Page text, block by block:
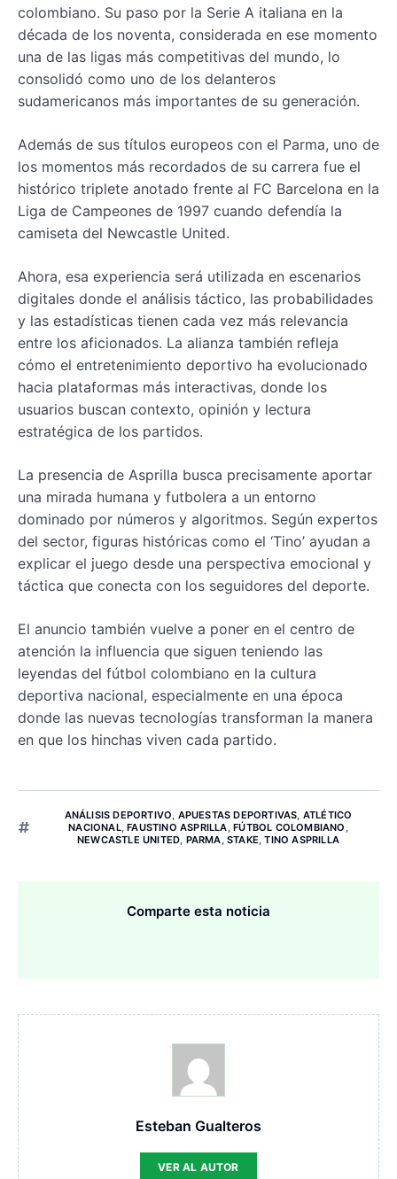
colombiano. Su paso por la Serie A italiana en la
década de los noventa, considerada en ese momento
una de las ligas más competitivas del mundo, lo
consolidó como uno de los delanteros
sudamericanos más importantes de su generación.
Además de sus títulos europeos con el Parma, uno de
los momentos más recordados de su carrera fue el
histórico triplete anotado frente al FC Barcelona en la
Liga de Campeones de 1997 cuando defendía la
camiseta del Newcastle United.
Ahora, esa experiencia será utilizada en escenarios
digitales donde el análisis táctico, las probabilidades
y las estadísticas tienen cada vez más relevancia
entre los aficionados. La alianza también refleja
cómo el entretenimiento deportivo ha evolucionado
hacia plataformas más interactivas, donde los
usuarios buscan contexto, opinión y lectura
estratégica de los partidos.
La presencia de Asprilla busca precisamente aportar
una mirada humana y futbolera a un entorno
dominado por números y algoritmos. Según expertos
del sector, figuras históricas como el ‘Tino’ ayudan a
explicar el juego desde una perspectiva emocional y
táctica que conecta con los seguidores del deporte.
El anuncio también vuelve a poner en el centro de
atención la influencia que siguen teniendo las
leyendas del fútbol colombiano en la cultura
deportiva nacional, especialmente en una época
donde las nuevas tecnologías transforman la manera
en que los hinchas viven cada partido.
ANÁLISIS DEPORTIVO, APUESTAS DEPORTIVAS, ATLÉTICO
NACIONAL,FAUSTINO ASPRILLA,FÚTBOL COLOMBIANO ,
NEWCASTLE UNITED, PARMA, STAKE,TINO ASPRILLA
Comparte esta noticia
Esteban Gualteros
VER AL AUTOR